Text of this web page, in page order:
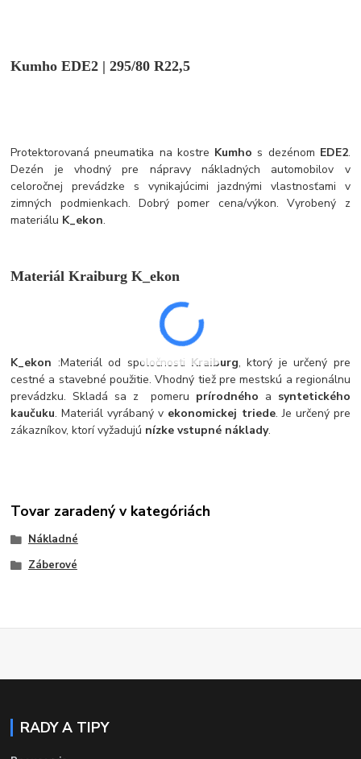
Kumho EDE2 | 295/80 R22,5
Protektorovaná pneumatika na kostre Kumho s dezénom EDE2.
Dezén je vhodný pre nápravy nákladných automobilov v
celoročnej prevádzke s vynikajúcimi jazdnými vlastnosťami v
zimných podmienkach. Dobrý pomer cena/výkon. Vyrobený z
materiálu K_ekon.
Materiál Kraiburg K_ekon
K_ekon :Materiál od spoločnosti Kraiburg, ktorý je určený pre
cestné a stavebné použitie. Vhodný tiež pre mestskú a regionálnu
prevádzku. Skladá sa z pomeru prírodného a syntetického
kaučuku. Materiál vyrábaný v ekonomickej triede. Je určený pre
zákazníkov, ktorí vyžadujú nízke vstupné náklady.
Tovar zaradený v kategóriách
Nákladné
Záberové
RADY A TIPY